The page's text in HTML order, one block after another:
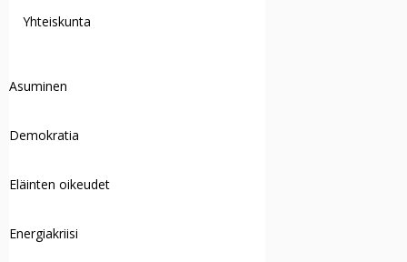
Yhteiskunta
Asuminen
Demokratia
Eläinten oikeudet
Energiakriisi